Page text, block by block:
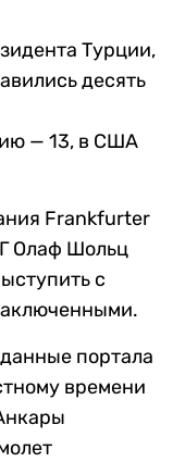
Турции,
десять
— 13, в США
Frankfurter
Олаф Шольц
с
портала
времени